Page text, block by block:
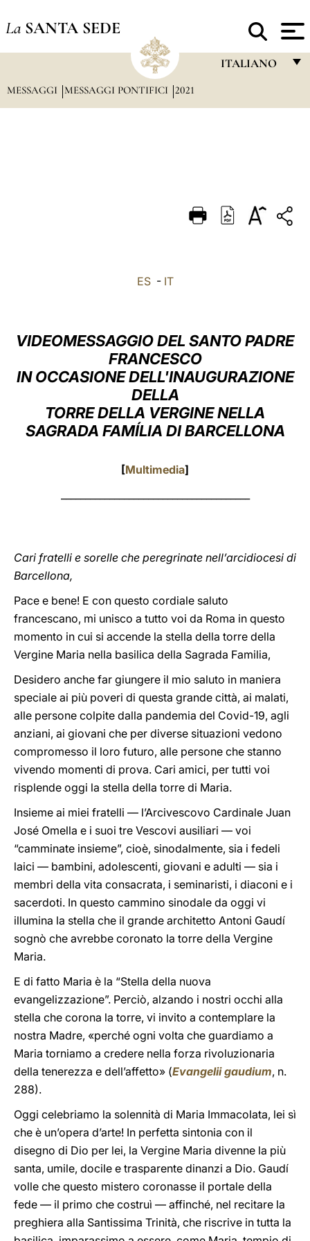
La SANTA SEDE
ITALIANO
DEUTSCH
LATINE
MESSAGGI MESSAGGI PONTIFICI 2021
ES- IT
VIDEOMESSAGGIO DEL SANTO PADRE
FRANCESCO
IN OCCASIONEDELL'INAUGURAZIONE
DELLA
TORRE DELLA VERGINE NELLA
SAGRADA FAMÍLIA DI BARCELLONA
[Multimedia]
Cari fratelli e sorelle che peregrinate nell’arcidiocesi di
Barcellona,
Pace e bene! E con questo cordiale saluto
francescano, mi unisco a tutto voi da Roma in questo
momento in cui si accende la stella della torre della
Vergine Maria nella basilica della Sagrada Familia,
Desidero anche far giungere il mio saluto in maniera
speciale ai più poveri di questa grande città, ai malati,
alle persone colpite dalla pandemia del Covid-19, agli
anziani, ai giovani che per diverse situazioni vedono
compromesso il loro futuro, alle persone che stanno
vivendo momenti di prova. Cari amici, per tutti voi
risplende oggi la stella della torre di Maria.
Insieme ai miei fratelli — l’Arcivescovo Cardinale Juan
José Omella e i suoi tre Vescovi ausiliari — voi
“camminate insieme”, cioè, sinodalmente, sia i fedeli
laici — bambini, adolescenti, giovani e adulti — sia i
membri della vita consacrata, i seminaristi, i diaconi e i
sacerdoti. In questo cammino sinodale da oggi vi
illumina la stella che il grande architetto Antoni Gaudí
sognò che avrebbe coronato la torre della Vergine
Maria.
E di fatto Maria è la “Stella della nuova
evangelizzazione”. Perciò, alzando i nostri occhi alla
stella che corona la torre, vi invito a contemplare la
nostra Madre, «perché ogni volta che guardiamo a
Maria torniamo a credere nella forza rivoluzionaria
della tenerezza e dell’affetto» (Evangelii gaudium, n.
288).
Oggi celebriamo la solennità di Maria Immacolata, lei sì
che è un’opera d’arte! In perfetta sintonia con il
disegno di Dio per lei, la Vergine Maria divenne la più
santa, umile, docile e trasparente dinanzi a Dio. Gaudí
volle che questo mistero coronasse il portale della
fede — il primo che costruì — affinché, nel recitare la
preghiera alla Santissima Trinità, che riscrive in tutta la